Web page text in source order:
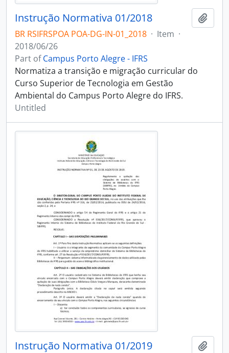
Instrução Normativa 01/2018
BR RSIFRSPOA POA-DG-IN-01_2018 · Item ·
2018/06/26
Part ofCampus Porto Alegre - IFRS
Normatiza a transição e migração curricular do
Curso Superior de Tecnologia em Gestão
Ambiental do Campus Porto Alegre do IFRS.
Untitled
Instrução Normativa 01/2019